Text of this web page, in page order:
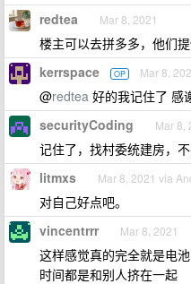
redtea Mar 8, 2021
楼主可以去拼多多，他们提
kerrspace OP Mar 8,
@redtea 好的我记住了 感
securityCoding Mar 8,
记住了，找村委统建房，
litmxs Mar 8, 2021 via
对自己好点吧。
vincentrrr Mar 8, 2021
这样感觉真的完全就是电
时间都是和别人挤在一起